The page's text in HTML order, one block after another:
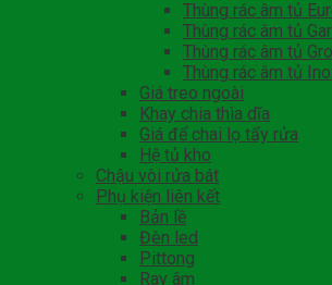
Thùng rác âm tủ
Thùng rác âm tủ
Thùng rác âm tủ
Thùng rác âm tủ
Giá treo ngoài
Khay chia thìa dĩa
Giá để chai lọ tẩy rửa
Hệ tủ kho
Chậu vòi rửa bát
Phụ kiện liên kết
Bản lề
Đèn led
Pittong
Ray âm